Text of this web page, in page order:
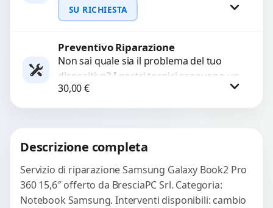
funzionanti. Utilizziamo strumenti
avanzati per recuperare file importanti
SU RICHIESTA
Richiedi Preventivo
Preventivo Riparazione
Non sai quale sia il problema del tuo
dispositivo? I nostri tecnici eseguono un
check-up completo con strumenti
avanzati per...
30,00€
Descrizione completa
Servizio di riparazione Samsung Galaxy Book2 Pro
360 15,6″ offerto da BresciaPC Srl. Categoria:
Notebook Samsung. Interventi disponibili: cambio